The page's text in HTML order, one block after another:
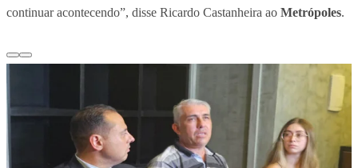
continuar acontecendo”, disse Ricardo Castanheira ao Metrópoles.